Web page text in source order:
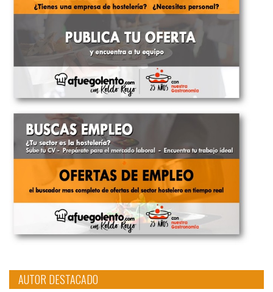
AUTOR DESTACADO